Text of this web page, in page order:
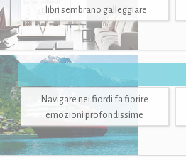
i libri sembrano galleggiare
Navigare nei fiordi fa fiorire
emozioni profondissime